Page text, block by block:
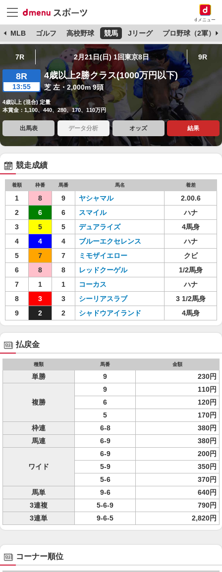
dメニュー
MLB ゴルフ 高校野球 競馬 Jリーグ プロ野球（2軍）
7R 2月21日(日) 1回東京8日 9R
8R
13:55
4歳以上2勝クラス(1000万円以下)
芝 左・2,000m 9頭
4歳以上 (混合) 定量
本賞金：1,100、440、280、170、110万円
出馬表 データ分析 オッズ 結果
競走成績
着順 枠番 馬番 馬名 着差
1 8 9 ヤシャマル
2.00.6
2
6 6 スマイル
ハナ
3
5 5 デュアライズ
4馬身
4
4 4 ブルーエクセレンス
ハナ
5
7 7 ミモザイエロー
クビ
6
8 8 レッドクーゲル
1/2馬身
7
1 1 コーカス
ハナ
8
3 3 シーリアスラブ
3 1/2馬身
9
2 2 シャドウアイランド 4馬身
払戻金
種類 馬番 金額
単勝 9 230円
複勝
9
110円
6
120円
5
170円
枠連
6-8
380円
馬連
6-9 380円
ワイド
6-9
200円
5-9
350円
5-6
370円
馬単
9-6
640円
3連複
5-6-9
790円
3連単
9-6-5 2,820円
コーナー順位